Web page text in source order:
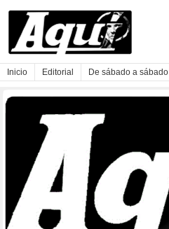
Inicio Editorial De sábado a sábado